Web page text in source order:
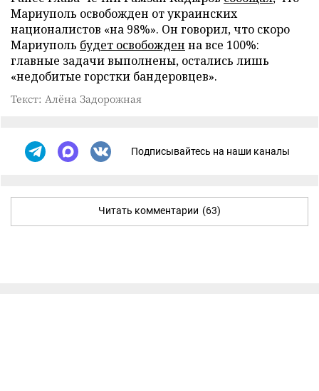
Мариуполь освобожден от украинских
националистов «на 98%». Он говорил, что скоро
Мариуполь будет освобожден на все 100%:
главные задачи выполнены, остались лишь
«недобитые горстки бандеровцев».
Текст: Алёна Задорожная
Подписывайтесь на наши каналы
Читать комментарии (63)